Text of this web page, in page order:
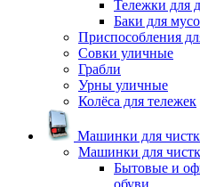
Тележки для
Баки для
Приспособления
Совки уличные
Грабли
Урны уличные
Колёса для тележек
Машинки для
Машинки для
Бытовые и